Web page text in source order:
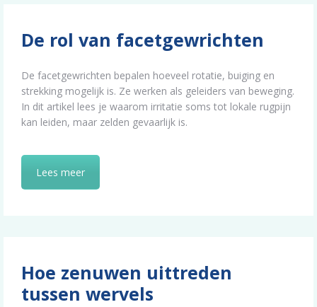
De rol van facetgewrichten
De facetgewrichten bepalen hoeveel rotatie, buiging en
strekking mogelijk is. Ze werken als geleiders van beweging.
In dit artikel lees je waarom irritatie soms tot lokale rugpijn
kan leiden, maar zelden gevaarlijk is.
Lees meer
Hoe zenuwen uittreden
tussen wervels